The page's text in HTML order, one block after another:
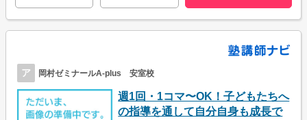
ア 岡村ゼミナールA-plus 安室校
週1回・1コマ〜OK！子どもたちへ
の指導を通して自分自身も成長で